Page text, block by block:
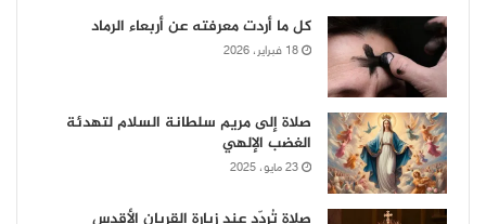
كل ما أردت معرفته عن أربعاء الرماد
18 فبراير، 2026
صلاة إلى مريم سلطانة السلام لتهدئة
الغضب الإلهي
23 مايو، 2025
صلاة تُردّد عند زيارة القربان الأقدس